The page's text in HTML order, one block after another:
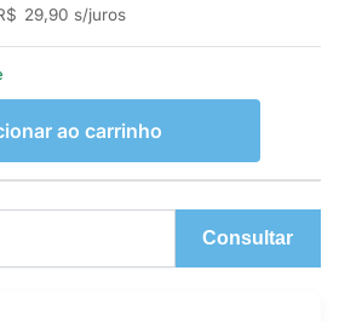
29,90 s/juros
ao carrinho
Consultar